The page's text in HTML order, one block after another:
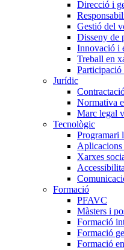
Direcció i
Gestió del
Disseny de
Innovació i
Treball en
Participació
Jurídic
Normativa
Marc legal
Tecnològic
Programari
Xarxes
Formació
PFAVC
Màsters i
Formació
Formació
Formació